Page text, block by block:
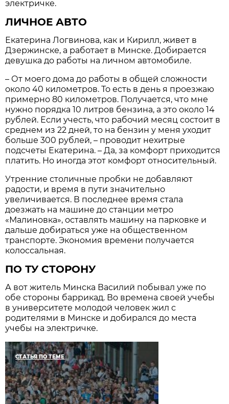
электричке.
ЛИЧНОЕ АВТО
Екатерина Логвинова, как и Кирилл, живет в
Дзержинске, а работает в Минске. Добирается
девушка до работы на личном автомобиле.
– От моего дома до работы в общей сложности
около 40 километров. То есть в день я проезжаю
примерно 80 километров. Получается, что мне
нужно порядка 10 литров бензина, а это около 14
рублей. Если учесть, что рабочий месяц состоит в
среднем из 22 дней, то на бензин у меня уходит
больше 300 рублей, – проводит нехитрые
подсчеты Екатерина. – Да, за комфорт приходится
платить. Но иногда этот комфорт относительный.
Утренние столичные пробки не добавляют
радости, и время в пути значительно
увеличивается. В последнее время стала
доезжать на машине до станции метро
«Малиновка», оставлять машину на парковке и
дальше добираться уже на общественном
транспорте. Экономия времени получается
колоссальная.
ПО ТУ СТОРОНУ
А вот житель Минска Василий побывал уже по
обе стороны баррикад. Во времена своей учебы
в университете молодой человек жил с
родителями в Минске и добирался до места
учебы на электричке.
СТАТЬЯ ПО ТЕМЕ